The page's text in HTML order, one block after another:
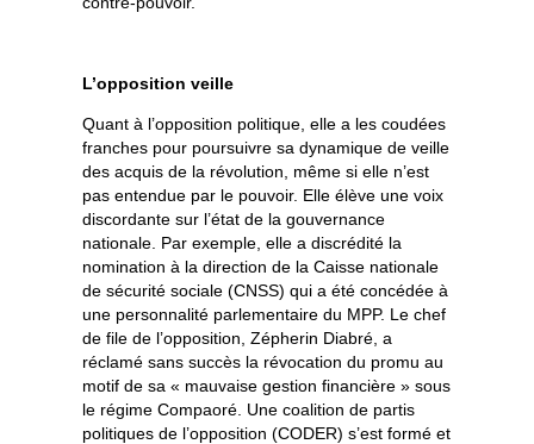
L’opposition veille
Quant à l’opposition politique, elle a les coudées
franches pour poursuivre sa dynamique de veille
des acquis de la révolution, même si elle n’est
pas entendue par le pouvoir. Elle élève une voix
discordante sur l’état de la gouvernance
nationale. Par exemple, elle a discrédité la
nomination à la direction de la Caisse nationale
de sécurité sociale (CNSS) qui a été concédée à
une personnalité parlementaire du MPP. Le chef
de file de l’opposition, Zépherin Diabré, a
réclamé sans succès la révocation du promu au
motif de sa « mauvaise gestion financière » sous
le régime Compaoré. Une coalition de partis
politiques de l’opposition (CODER) s’est formé et